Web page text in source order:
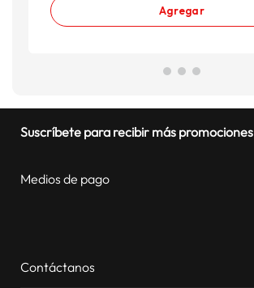
Agregar
Suscríbete para recibir más promociones
Medios de pago
Contáctanos